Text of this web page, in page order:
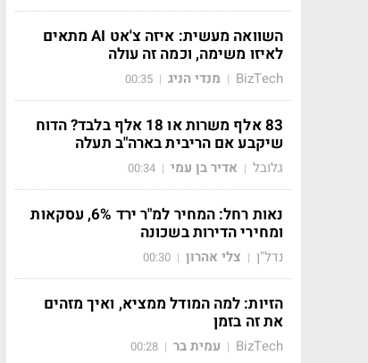
השוואה מעשית: איזה צ'אט AI מתאים
לאיזו משימה, וכמה זה עולה
BizTech
| מנדי הניג |
00:35
83 אלף משרות או 18 אלף בלבד? הדוח
שיקבע אם הריבית בארה"ב תעלה
גלובל | אדיר בן עמי |
00:34
נאות רחל: המחיר למ"ר ירד 6%, עסקאות
ומחירי הדירות בשכונה
נדל"ן | צלי אהרון |
00:30
הזיות: למה המודל ממציא, ואיך מזהים
את זה בזמן
BizTech
| עמית בר |
00:28